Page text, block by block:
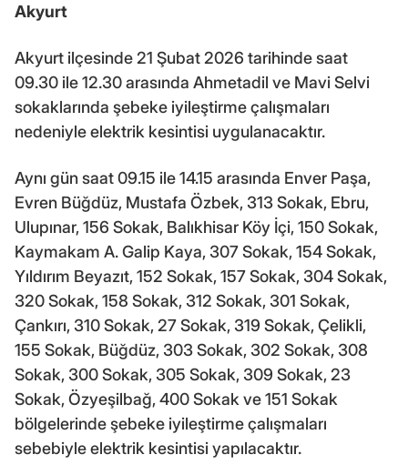
Akyurt
Akyurt ilçesinde 21 Şubat 2026 tarihinde saat
09.30 ile 12.30 arasında Ahmetadil ve Mavi Selvi
sokaklarında şebeke iyileştirme çalışmaları
nedeniyle elektrik kesintisi uygulanacaktır.
Aynı gün saat 09.15 ile 14.15 arasında Enver Paşa,
Evren Büğdüz, Mustafa Özbek, 313 Sokak, Ebru,
Ulupınar, 156 Sokak, Balıkhisar Köy İçi, 150 Sokak,
Kaymakam A. Galip Kaya, 307 Sokak, 154 Sokak,
Yıldırım Beyazıt, 152 Sokak, 157 Sokak, 304 Sokak,
320 Sokak, 158 Sokak, 312 Sokak, 301 Sokak,
Çankırı, 310 Sokak, 27 Sokak, 319 Sokak, Çelikli,
155 Sokak, Büğdüz, 303 Sokak, 302 Sokak, 308
Sokak, 300 Sokak, 305 Sokak, 309 Sokak, 23
Sokak, Özyeşilbağ, 400 Sokak ve 151 Sokak
bölgelerinde şebeke iyileştirme çalışmaları
sebebiyle elektrik kesintisi yapılacaktır.